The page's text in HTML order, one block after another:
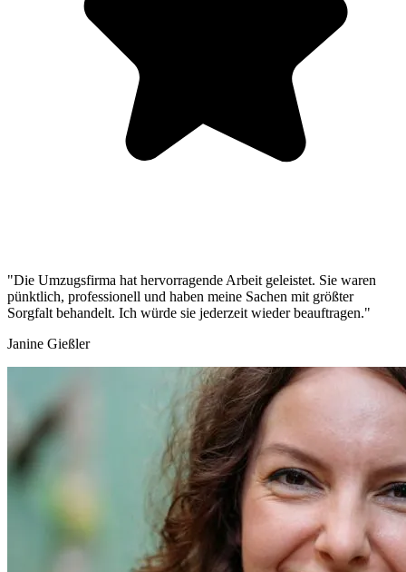
"Die Umzugsfirma hat hervorragende Arbeit geleistet. Sie waren
pünktlich, professionell und haben meine Sachen mit größter
Sorgfalt behandelt. Ich würde sie jederzeit wieder beauftragen."
Janine Gießler